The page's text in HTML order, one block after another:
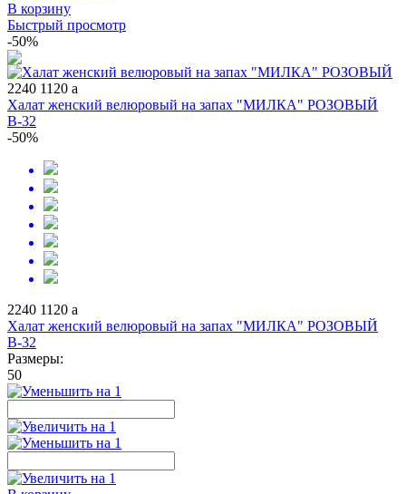
В корзину
Быстрый просмотр
-50%
2240 1120 a
Халат женский велюровый на запах "МИЛКА" РОЗОВЫЙ
В-32
-50%
2240 1120 a
Халат женский велюровый на запах "МИЛКА" РОЗОВЫЙ
В-32
Размеры:
50